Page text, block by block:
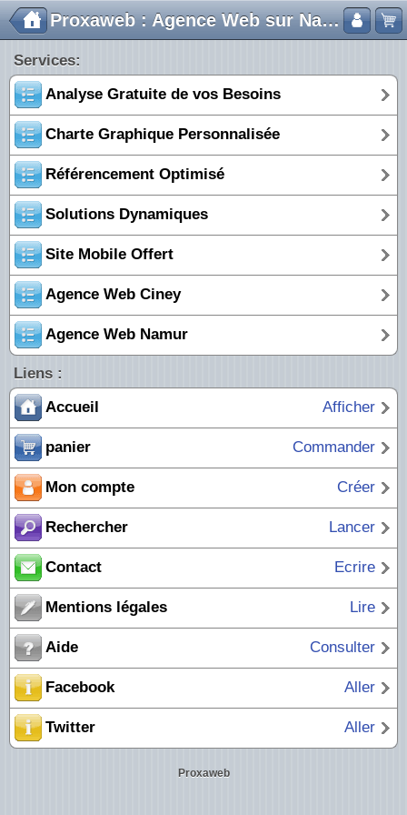
Proxaweb : Agence Web sur Namur
Services:
Analyse Gratuite de vos Besoins
Charte Graphique Personnalisée
Référencement Optimisé
Solutions Dynamiques
Site Mobile Offert
Agence Web Ciney
Agence Web Namur
Liens :
Accueil
Afficher
panier Commander
Mon compte Créer
Rechercher Lancer
Contact Ecrire
Mentions légales Lire
Aide Consulter
Facebook Aller
Twitter Aller
Proxaweb